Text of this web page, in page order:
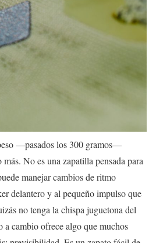
—pasados los 300 gramos—
No es una zapatilla pensada para
manejar cambios de ritmo
delantero y al pequeño impulso que
no tenga la chispa juguetona del
a cambio ofrece algo que muchos